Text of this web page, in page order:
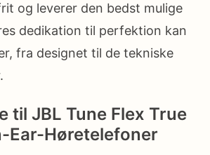
og leverer den bedst mulige
dedikation til perfektion kan
fra designet til de tekniske
til JBL Tune Flex True
Ear-Høretelefoner